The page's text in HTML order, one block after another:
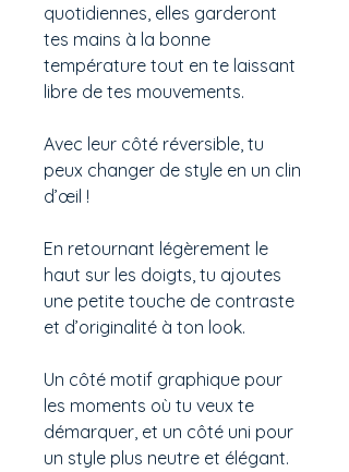
quotidiennes, elles garderont
tes mains à la bonne
température tout en te laissant
libre de tes mouvements.
Avec leur côté réversible, tu
peux changer de style en un clin
d’œil !
En retournant légèrement le
haut sur les doigts, tu ajoutes
une petite touche de contraste
et d’originalité à ton look.
Un côté motif graphique pour
les moments où tu veux te
démarquer, et un côté uni pour
un style plus neutre et élégant.